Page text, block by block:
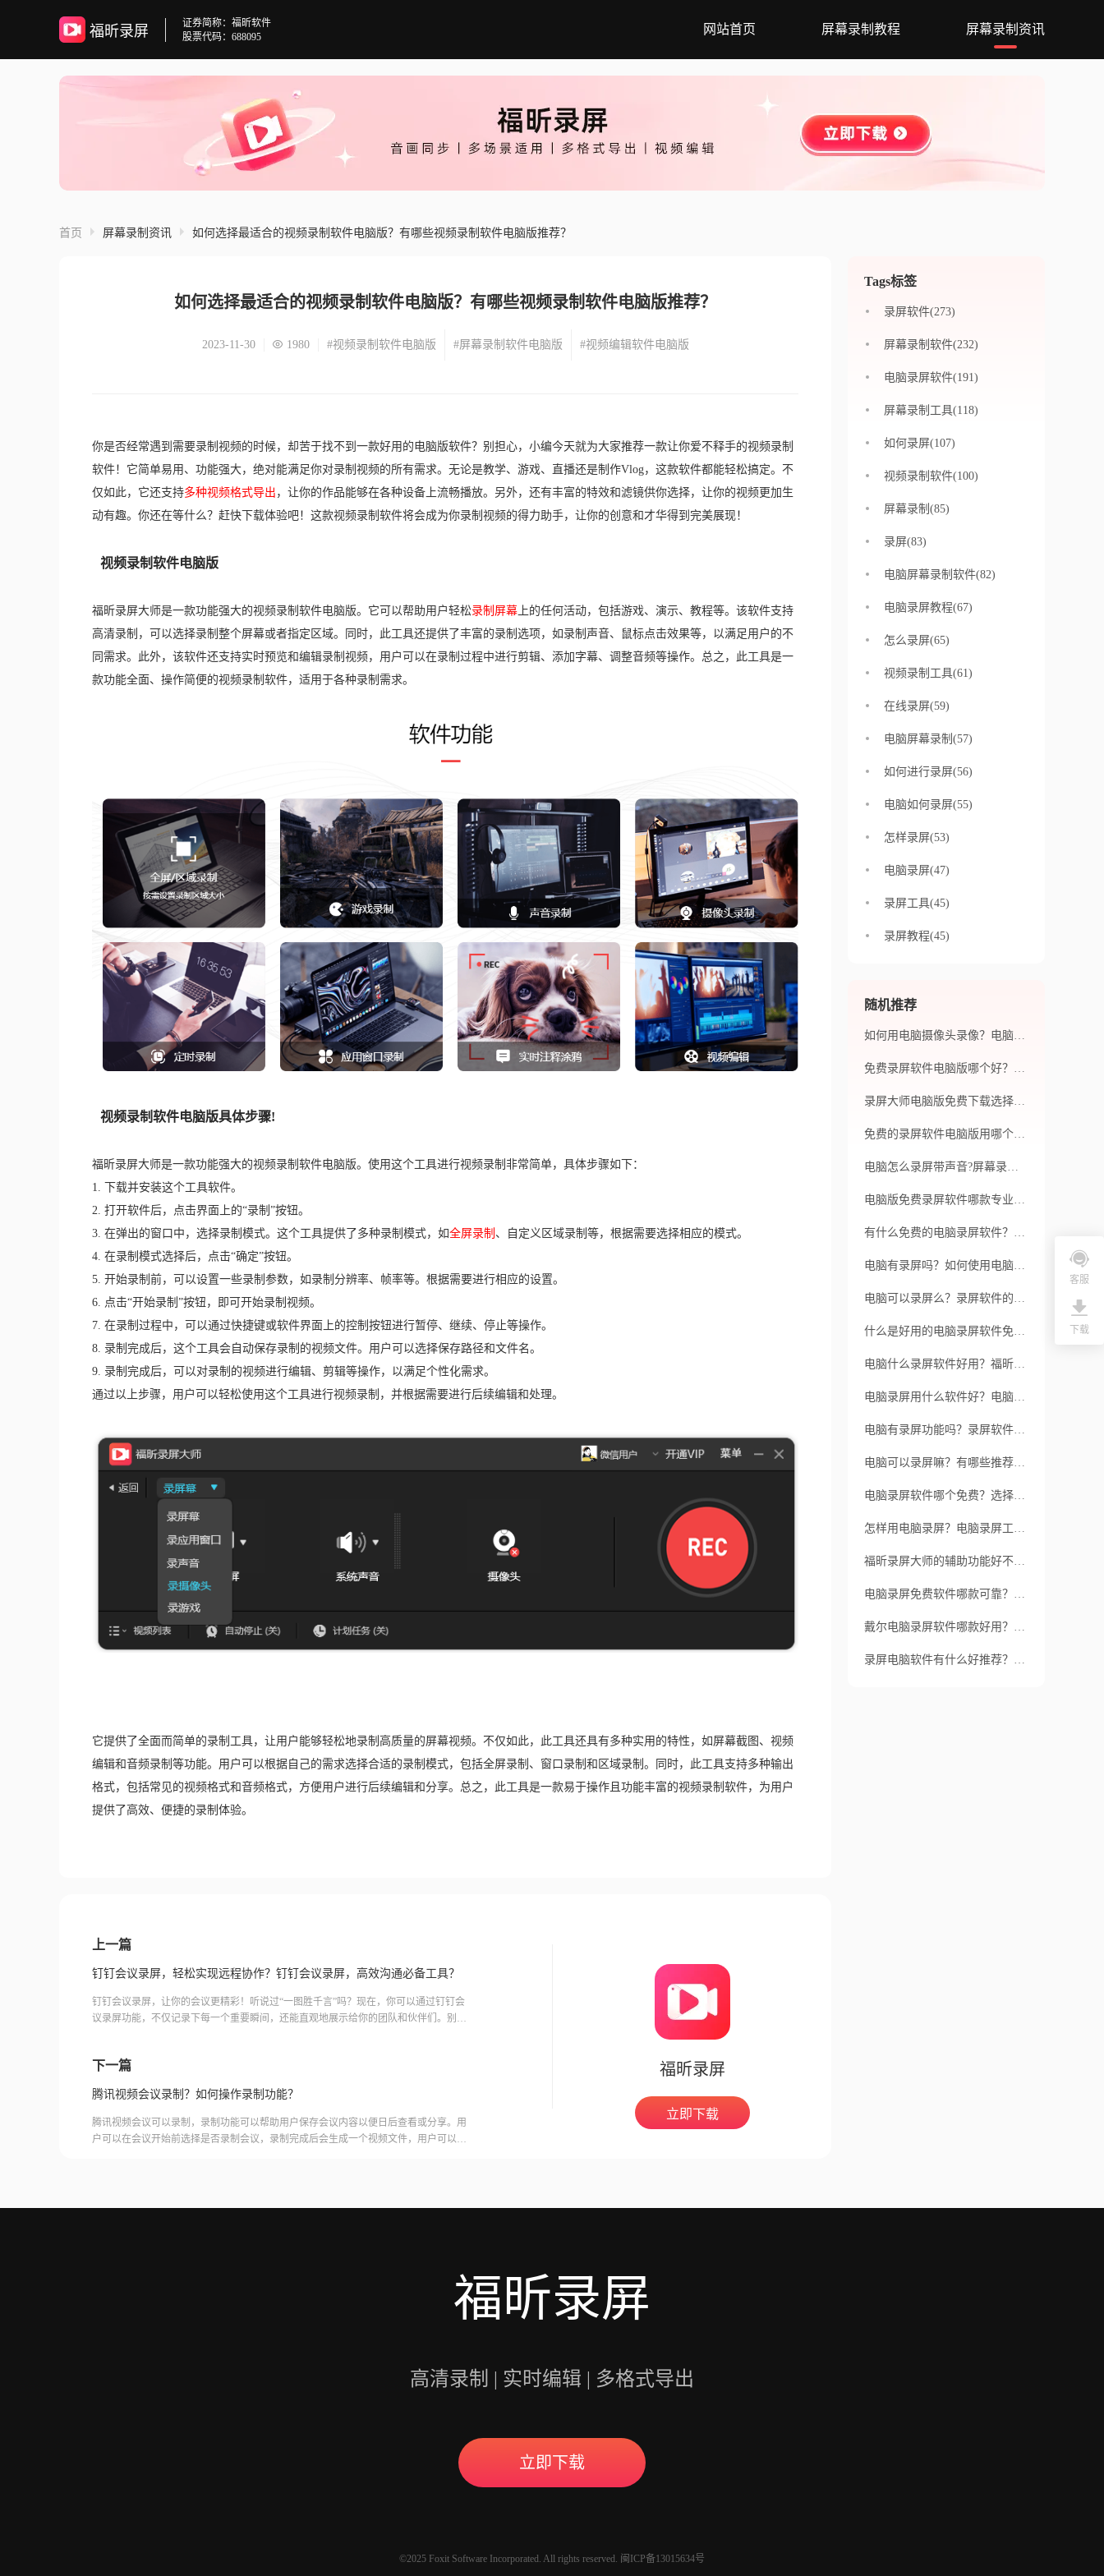
福昕录屏
证券简称：福昕软件
股票代码：688095
网站首页 屏幕录制教程 屏幕录制资讯
首页 屏幕录制资讯 如何选择最适合的视频录制软件电脑版？有哪些视频录制软件电脑版推荐？
如何选择最适合的视频录制软件电脑版？有哪些视频录制软件电脑版推荐？
2023-11-30 1980 #视频录制软件电脑版 #屏幕录制软件电脑版 #视频编辑软件电脑版
你是否经常遇到需要录制视频的时候，却苦于找不到一款好用的电脑版软件？别担心，小编今天就为大家推荐一款让你爱不释手的视频录制
软件！它简单易用、功能强大，绝对能满足你对录制视频的所有需求。无论是教学、游戏、直播还是制作Vlog，这款软件都能轻松搞定。不
仅如此，它还支持多种视频格式导出 ，让你的作品能够在各种设备上流畅播放。另外，还有丰富的特效和滤镜供你选择，让你的视频更加生
动有趣。你还在等什么？赶快下载体验吧！这款视频录制软件将会成为你录制视频的得力助手，让你的创意和才华得到完美展现！
视频录制软件电脑版
福昕录屏大师是一款功能强大的视频录制软件电脑版。它可以帮助用户轻松录制屏幕 上的任何活动，包括游戏、演示、教程等。该软件支持
高清录制，可以选择录制整个屏幕或者指定区域。同时，此工具还提供了丰富的录制选项，如录制声音、鼠标点击效果等，以满足用户的不
同需求。此外，该软件还支持实时预览和编辑录制视频，用户可以在录制过程中进行剪辑、添加字幕、调整音频等操作。总之，此工具是一
款功能全面、操作简便的视频录制软件，适用于各种录制需求。
视频录制软件电脑版具体步骤!
福昕录屏大师是一款功能强大的视频录制软件电脑版。使用这个工具进行视频录制非常简单，具体步骤如下：
1. 下载并安装这个工具软件。
2. 打开软件后，点击界面上的“录制”按钮。
3. 在弹出的窗口中，选择录制模式。这个工具提供了多种录制模式，如全屏录制 、自定义区域录制等，根据需要选择相应的模式。
4. 在录制模式选择后，点击“确定”按钮。
5. 开始录制前，可以设置一些录制参数，如录制分辨率、帧率等。根据需要进行相应的设置。
6. 点击“开始录制”按钮，即可开始录制视频。
7. 在录制过程中，可以通过快捷键或软件界面上的控制按钮进行暂停、继续、停止等操作。
8. 录制完成后，这个工具会自动保存录制的视频文件。用户可以选择保存路径和文件名。
9. 录制完成后，可以对录制的视频进行编辑、剪辑等操作，以满足个性化需求。
通过以上步骤，用户可以轻松使用这个工具进行视频录制，并根据需要进行后续编辑和处理。
它提供了全面而简单的录制工具，让用户能够轻松地录制高质量的屏幕视频。不仅如此，此工具还具有多种实用的特性，如屏幕截图、视频
编辑和音频录制等功能。用户可以根据自己的需求选择合适的录制模式，包括全屏录制、窗口录制和区域录制。同时，此工具支持多种输出
格式，包括常见的视频格式和音频格式，方便用户进行后续编辑和分享。总之，此工具是一款易于操作且功能丰富的视频录制软件，为用户
提供了高效、便捷的录制体验。
上一篇
钉钉会议录屏，轻松实现远程协作？钉钉会议录屏，高效沟通必备工具？
钉钉会议录屏，让你的会议更精彩！听说过“一图胜千言”吗？现在，你可以通过钉钉会
议录屏功能，不仅记录下每一个重要瞬间，还能直观地展示给你的团队和伙伴们。别再
下一篇
腾讯视频会议录制？如何操作录制功能？
腾讯视频会议可以录制，录制功能可以帮助用户保存会议内容以便日后查看或分享。用
户可以在会议开始前选择是否录制会议，录制完成后会生成一个视频文件，用户可以在
福昕录屏
立即下载
Tags标签
录屏软件(273)
屏幕录制软件(232)
电脑录屏软件(191)
屏幕录制工具(118)
如何录屏(107)
视频录制软件(100)
屏幕录制(85)
录屏(83)
电脑屏幕录制软件(82)
电脑录屏教程(67)
怎么录屏(65)
视频录制工具(61)
在线录屏(59)
电脑屏幕录制(57)
如何进行录屏(56)
电脑如何录屏(55)
怎样录屏(53)
电脑录屏(47)
录屏工具(45)
录屏教程(45)
随机推荐
如何用电脑摄像头录像？电脑录屏的方法是怎样的？
免费录屏软件电脑版哪个好？有详细内容分享吗？
录屏大师电脑版免费下载选择哪个？使用录屏的注意事项有哪些？
免费的录屏软件电脑版用哪个？高分辨率​​​​​​​录屏好不好用？
电脑怎么录屏带声音?屏幕录制如何录制声音？
电脑版免费录屏软件哪款专业？它有哪些软件特色？
有什么免费的电脑录屏软件？免费的电脑录屏软件有什么特点？
电脑有录屏吗？如何使用电脑的录屏功能？
电脑可以录屏么？录屏软件的参数设置重要吗？
什么是好用的电脑录屏软件免费的？福昕录屏大师有哪些优势？
电脑什么录屏软件好用？福昕录屏软件优势介绍
电脑录屏用什么软件好？电脑录屏的方法是怎样的？
电脑有录屏功能吗？录屏软件怎么选？
电脑可以录屏嘛？有哪些推荐的录屏软件？
电脑录屏软件哪个免费？选择电脑录屏软件要考虑什么？
怎样用电脑录屏？电脑录屏工具哪个好？
福昕录屏大师的辅助功能好不好用？华硕电脑怎么录屏？
电脑录屏免费软件哪款可靠？这款软件有哪些优点？
戴尔电脑录屏软件哪款好用？录屏质量受什么因素影响？
录屏电脑软件有什么好推荐？录制视频应该怎么操作？
福昕录屏
高清录制 | 实时编辑 | 多格式导出
立即下载
©2025 Foxit Software Incorporated. All rights reserved. 闽ICP备13015634号
客服
下载